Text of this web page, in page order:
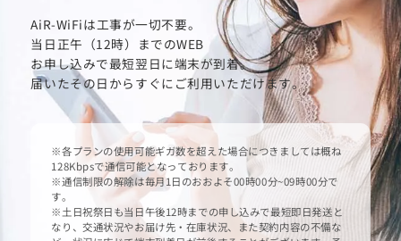
AiR-WiFiは工事が一切不要。
当日正午（12時）までのWEB
お申し込みで最短翌日に端末が到着。
届いたその日からすぐにご利用いただけます。
※各プランの使用可能ギガ数を超えた場合につきましては概ね
128Kbpsで通信可能となっております。
※通信制限の解除は毎月1日のおおよそ00時00分~09時00分で
す。
※土日祝祭日も当日午後12時までの申し込みで最短即日発送と
なり、交通状況やお届け先・在庫状況、また契約内容の不備な